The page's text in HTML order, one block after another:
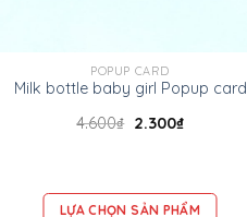
POPUP CARD
Milk bottle baby girl Popup card
4.600₫ 2.300₫
LỰA CHỌN SẢN PHẨM